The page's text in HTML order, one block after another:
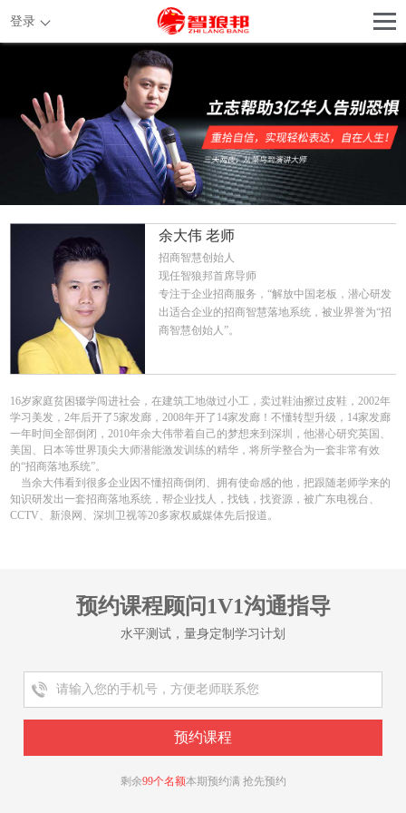
登录
余大伟 老师
招商智慧创始人
现任智狼邦首席导师
专注于企业招商服务，“解放中国老板，潜心研发
出适合企业的招商智慧落地系统，被业界誉为“招
商智慧创始人”。
16岁家庭贫困辍学闯进社会，在建筑工地做过小工，卖过鞋油擦过皮鞋，2002年
学习美发，2年后开了5家发廊，2008年开了14家发廊！不懂转型升级，14家发廊
一年时间全部倒闭，2010年余大伟带着自己的梦想来到深圳，他潜心研究英国、
美国、日本等世界顶尖大师潜能激发训练的精华，将所学整合为一套非常有效
的“招商落地系统”。
当余大伟看到很多企业因不懂招商倒闭、拥有使命感的他，把跟随老师学来的
知识研发出一套招商落地系统，帮企业找人，找钱，找资源，被广东电视台、
CCTV、新浪网、深圳卫视等20多家权威媒体先后报道。
预约课程顾问1V1沟通指导
水平测试，量身定制学习计划
剩余99个名额本期预约满 抢先预约